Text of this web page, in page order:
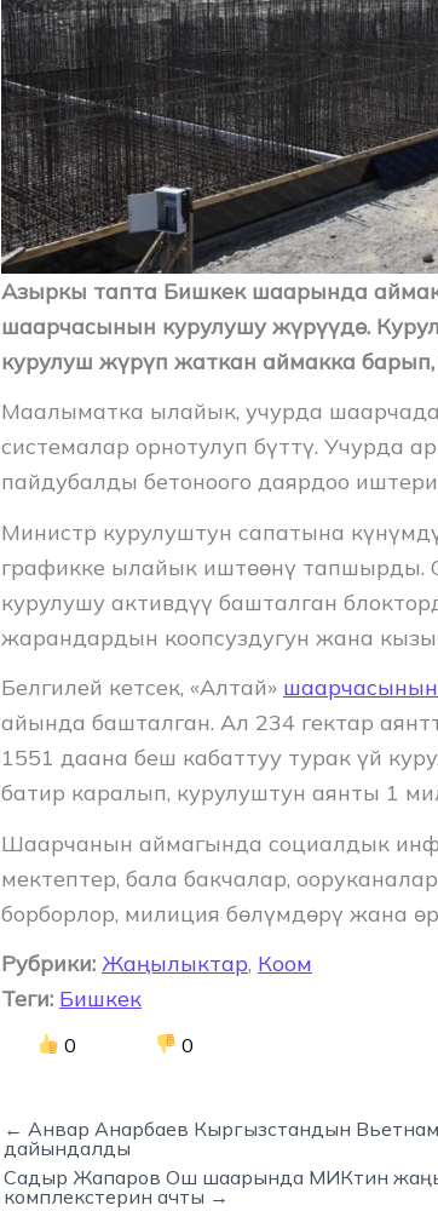
Азыркы тапта Бишкек шаарында
шаарчасынын курулушу жүрүүдө.
курулуш жүрүп жаткан аймакка
Маалыматка ылайык, учурда
системалар орнотулуп бүттү. Учурда
пайдубалды бетоноого даярдоо
Министр курулуштун сапатына
графикке ылайык иштөөнү тапшырды.
курулушу активдүү башталган
жарандардын коопсуздугун жана
Белгилей кетсек, «Алтай»
айында башталган. Ал 234 гектар
1551 даана беш кабаттуу турак үй
батир каралып, курулуштун аянты 1
Шаарчанын аймагында социалдык
мектептер, бала бакчалар,
борборлор, милиция бөлүмдөрү жана
Рубрики: Жаңылыктар, Коом
Теги: Бишкек
0 0
← Анвар Анарбаев Кыргызстандын
дайындалды
Садыр Жапаров Ош шаарында МИКтин
комплекстерин ачты →